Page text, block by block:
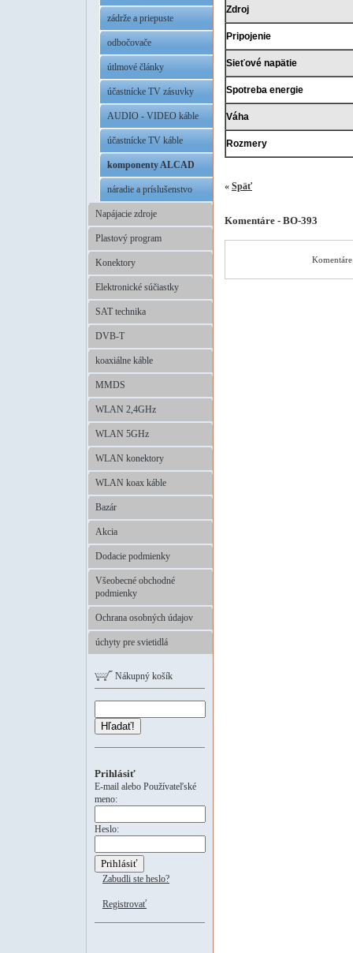
zádrže a priepuste
odbočovače
útlmové články
účastnícke TV zásuvky
AUDIO - VIDEO káble
účastnícke TV káble
komponenty ALCAD
náradie a príslušenstvo
Napájacie zdroje
Plastový program
Konektory
Elektronické súčiastky
SAT technika
DVB-T
koaxiálne káble
MMDS
WLAN 2,4GHz
WLAN 5GHz
WLAN konektory
WLAN koax káble
Bazár
Akcia
Dodacie podmienky
Všeobecné obchodné
podmienky
Ochrana osobných údajov
úchyty pre svietidlá
Nákupný košík
Hľadať!
Prihlásiť
E-mail alebo Používateľské
meno:
Heslo:
Zabudli ste heslo?
Registrovať
Zdroj
Pripojenie
Sieťové napätie
Spotreba energie
Váha
Rozmery
« Späť
Komentáre - BO-393